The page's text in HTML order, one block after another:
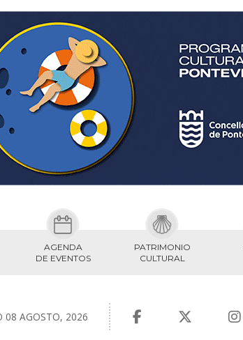
AGENDA
DE EVENTOS
PATRIMONIO
CULTURAL
08 AGOSTO, 2026